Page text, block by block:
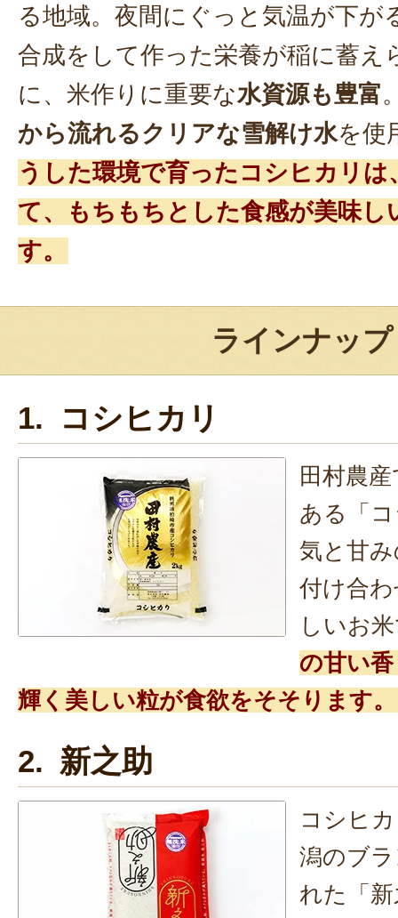
る地域。夜間にぐっと気温が下が
合成をして作った栄養が稲に蓄え
に、米作りに重要な水資源も豊富
から流れるクリアな雪解け水を使
うした環境で育ったコシヒカリは
て、もちもちとした食感が美味し
す。
ラインナップ
1. コシヒカリ
田村農
ある「
気と甘
付け合
しいお
の甘い
輝く美しい粒が食欲をそそります。
2. 新之助
コシヒ
潟のブ
れた「